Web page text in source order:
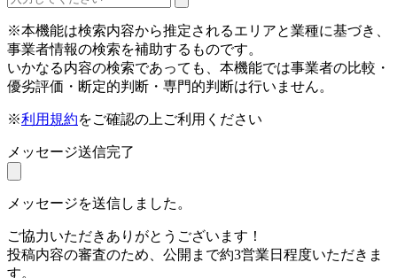
※本機能は検索内容から推定されるエリアと業種に基づき、
事業者情報の検索を補助するものです。
いかなる内容の検索であっても、本機能では事業者の比較・
優劣評価・断定的判断・専門的判断は行いません。
※利用規約をご確認の上ご利用ください
メッセージ送信完了
メッセージを送信しました。
ご協力いただきありがとうございます！
投稿内容の審査のため、公開まで約3営業日程度いただきま
す。